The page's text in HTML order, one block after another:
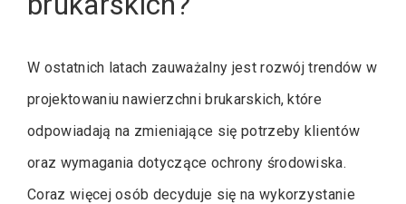
W ostatnich latach zauważalny jest rozwój trendów w
projektowaniu nawierzchni brukarskich, które
odpowiadają na zmieniające się potrzeby klientów
oraz wymagania dotyczące ochrony środowiska.
Coraz więcej osób decyduje się na wykorzystanie